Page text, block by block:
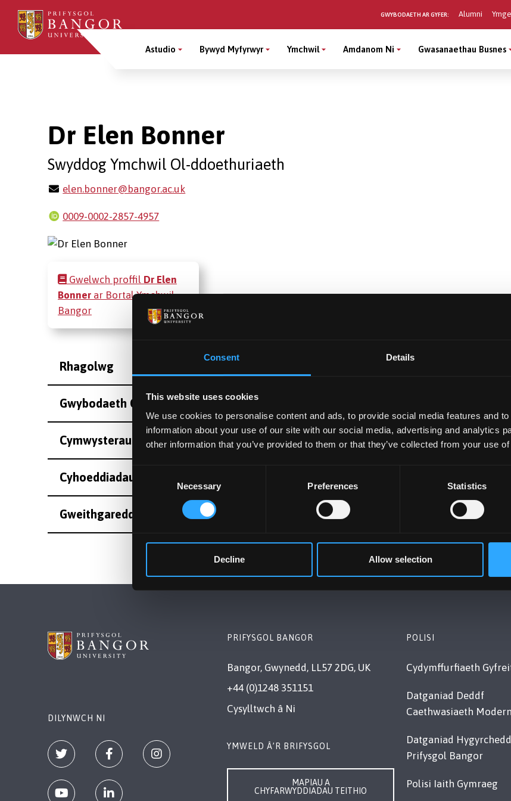
Consent Details
This website uses cookies
We use cookies to personalise content and ads, to provide social media features and
information about your use of our site with our social media, advertising and analytics
other information that you’ve provided to them or that they’ve collected from your use
Necessary Preferences Statistics
Decline Allow selection
Sgipiwch
gynnwys
GWYBODAETH AR GYFER: Alumni
Main
Astudio Bywyd Myfyrwyr Ymchwil Amdanom Ni Gwasanaethau Busnes
Dr Elen Bonner
Swyddog Ymchwil Ol-ddoethuriaeth
elen.bonner@bangor.ac.uk
0009-0002-2857-4957
Gwelwch proffil Dr Elen
Bonner ar Bortal Ymchwil
Bangor
Rhagolwg
Gwybodaeth Cyswllt
Cymwysterau
Cyhoeddiadau
Gweithgareddau
DILYNWCH NI
PRIFYSGOL BANGOR
Bangor, Gwynedd, LL57 2DG, UK
+44 (0)1248 351151
Cysylltwch â Ni
YMWELD Â’R BRIFYSGOL
MAPIAU A
CHYFARWYDDIADAU TEITHIO
POLISI
Cydymffurfiaeth
Datganiad Deddf
Caethwasiaeth
Datganiad Hygyrchedd
Prifysgol Bangor
Polisi Iaith Gymraeg